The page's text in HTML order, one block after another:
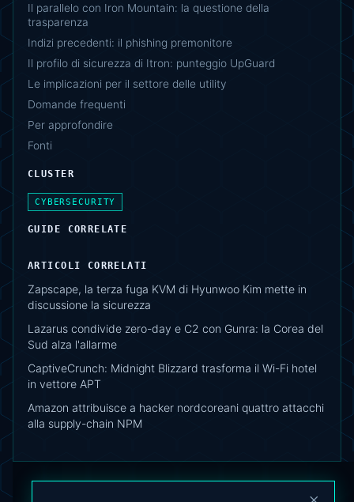
Il parallelo con Iron Mountain: la questione della
trasparenza
Indizi precedenti: il phishing premonitore
Il profilo di sicurezza di Itron: punteggio UpGuard
Le implicazioni per il settore delle utility
Domande frequenti
Per approfondire
Fonti
CLUSTER
CYBERSECURITY
GUIDE CORRELATE
ARTICOLI CORRELATI
Zapscape, la terza fuga KVM di Hyunwoo Kim mette in
discussione la sicurezza
Lazarus condivide zero-day e C2 con Gunra: la Corea del
Sud alza l'allarme
CaptiveCrunch: Midnight Blizzard trasforma il Wi-Fi hotel
in vettore APT
Amazon attribuisce a hacker nordcoreani quattro attacchi
alla supply-chain NPM